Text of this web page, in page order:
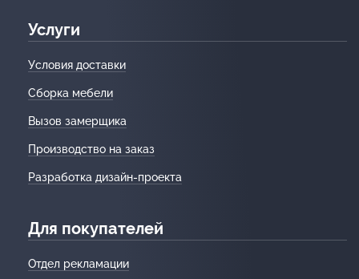
Услуги
Условия доставки
Сборка мебели
Вызов замерщика
Производство на заказ
Разработка дизайн-проекта
Для покупателей
Отдел рекламации